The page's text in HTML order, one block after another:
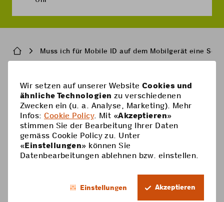
BreadcrumbMuss ich für Mobile ID auf dem Mobilgerät eine
Pied
de
page
Handy-Abos
Handy-Abos
Prepaid-Karte
Optionen
Hilfe
Supercard
Prepaid aufladen
Coop Mobile
Kontakt
DE
Wir setzen auf unserer Website Cookies und
ähnliche Technologien zu verschiedenen
Zwecken ein (u. a. Analyse, Marketing). Mehr
Infos:Cookie Policy. Mit «Akzeptieren»
stimmen Sie der Bearbeitung Ihrer Daten
gemäss Cookie Policy zu. Unter
«Einstellungen» können Sie
Datenbearbeitungen ablehnen bzw. einstellen.
Einstellungen Akzeptieren